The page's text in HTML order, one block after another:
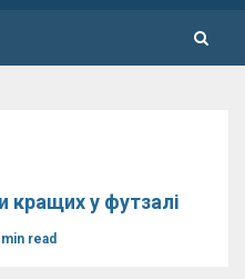
кращих у футзалі
min read